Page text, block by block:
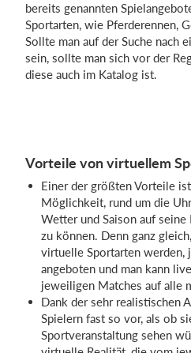
bereits genannten
Sportarten, wie Pferderennen,
Sollte man auf der Suche nach
sein, sollte man sich vor der
diese auch im Katalog ist.
Vorteile von virtuellem
Einer der größten Vorteile
Möglichkeit, rund um die
Wetter und Saison auf
zu können. Denn ganz
virtuelle Sportarten werden,
angeboten und man kann
jeweiligen Matches auf alle
Dank der sehr realistischen
Spielern fast so vor, als ob
Sportveranstaltung sehen